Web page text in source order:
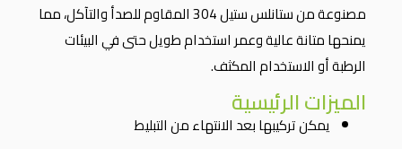
مصنوعة من ستانلس ستيل 304 المقاوم للصدأ والتآكل، مما
يمنحها متانة عالية وعمر استخدام طويل حتى في البيئات
الرطبة أو الاستخدام المكثف.
الميزات الرئيسية
يمكن تركيبها بعد الانتهاء من التبليط